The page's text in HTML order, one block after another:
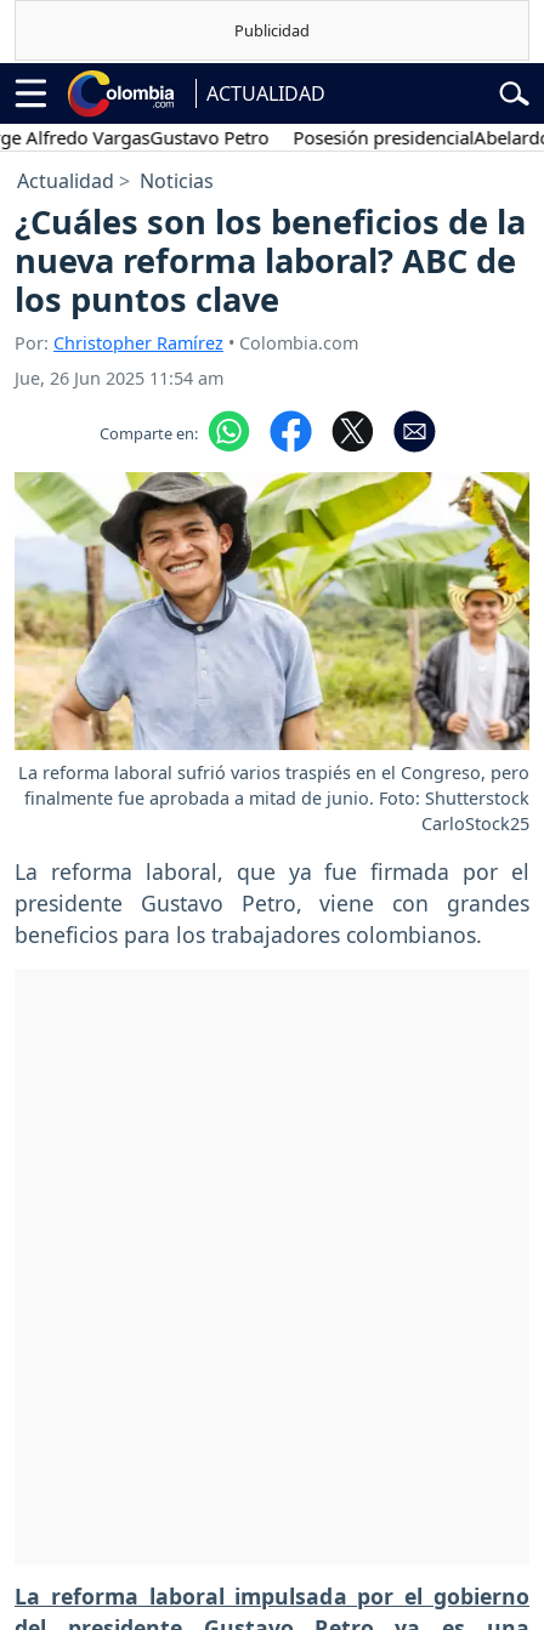
ACTUALIDAD
VargasGustavo Petro Posesión presidencialAbelardo de
Actualidad Noticias
¿Cuáles son los beneficios de la
nueva reforma laboral? ABC de
los puntos clave
Por: Christopher Ramírez • Colombia.com
Jue, 26 Jun 2025 11:54 am
Comparte en:
La reforma laboral sufrió varios traspiés en el Congreso, pero
finalmente fue aprobada a mitad de junio. Foto: Shutterstock
CarloStock25
La reforma laboral, que ya fue firmada por el
presidente Gustavo Petro, viene con grandes
beneficios para los trabajadores colombianos.
La reforma laboral impulsada por el gobierno